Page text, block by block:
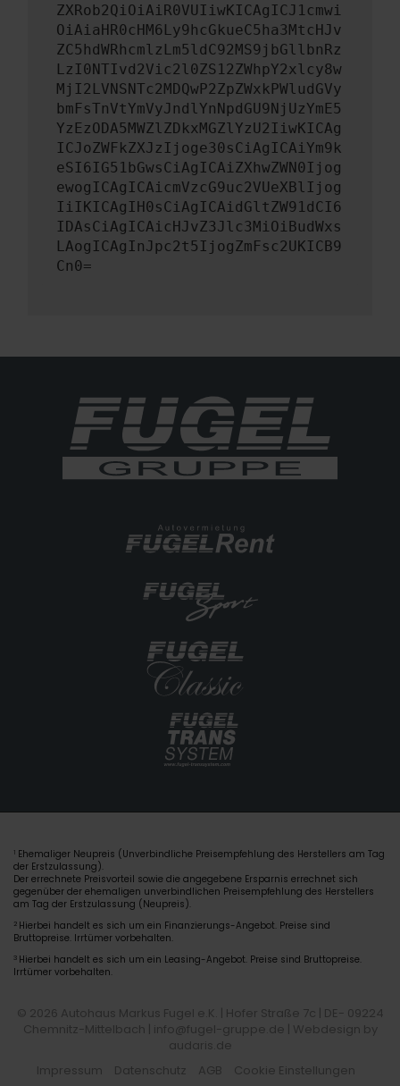
ZXRob2QiOiAiR0VUIiwKICAgICJ1cmwi
OiAiaHR0cHM6Ly9hcGkueC5ha3MtcHJv
ZC5hdWRhcmlzLm5ldC92MS9jbGllbnRz
LzI0NTIvd2Vic2l0ZS12ZWhpY2xlcy8w
MjI2LVNSNTc2MDQwP2ZpZWxkPWludGVy
bmFsTnVtYmVyJndlYnNpdGU9NjUzYmE5
YzEzODA5MWZlZDkxMGZlYzU2IiwKICAg
ICJoZWFkZXJzIjoge30sCiAgICAiYm9k
eSI6IG51bGwsCiAgICAiZXhwZWN0Ijog
ewogICAgICAicmVzcG9uc2VUeXBlIjog
IiIKICAgIH0sCiAgICAidGltZW91dCI6
IDAsCiAgICAicHJvZ3Jlc3MiOiBudWxs
LAogICAgInJpc2t5IjogZmFsc2UKICB9
Cn0=
1 Ehemaliger Neupreis (Unverbindliche Preisempfehlung des Herstellers am Tag
der Erstzulassung).
Der errechnete Preisvorteil sowie die angegebene Ersparnis errechnet sich
gegenüber der ehemaligen unverbindlichen Preisempfehlung des Herstellers
am Tag der Erstzulassung (Neupreis).
2 Hierbei handelt es sich um ein Finanzierungs-Angebot. Preise sind
Bruttopreise. Irrtümer vorbehalten.
3 Hierbei handelt es sich um ein Leasing-Angebot. Preise sind Bruttopreise.
Irrtümer vorbehalten.
© 2026 Autohaus Markus Fugel e.K. | Hofer Straße 7c | DE- 09224
Chemnitz-Mittelbach | info@fugel-gruppe.de | Webdesign by
audaris.de
Impressum
Datenschutz AGB Cookie Einstellungen